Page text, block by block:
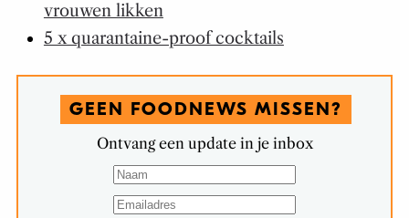
vrouwen likken
5 x quarantaine-proof cocktails
GEEN FOODNEWS MISSEN?
Ontvang een update in je inbox